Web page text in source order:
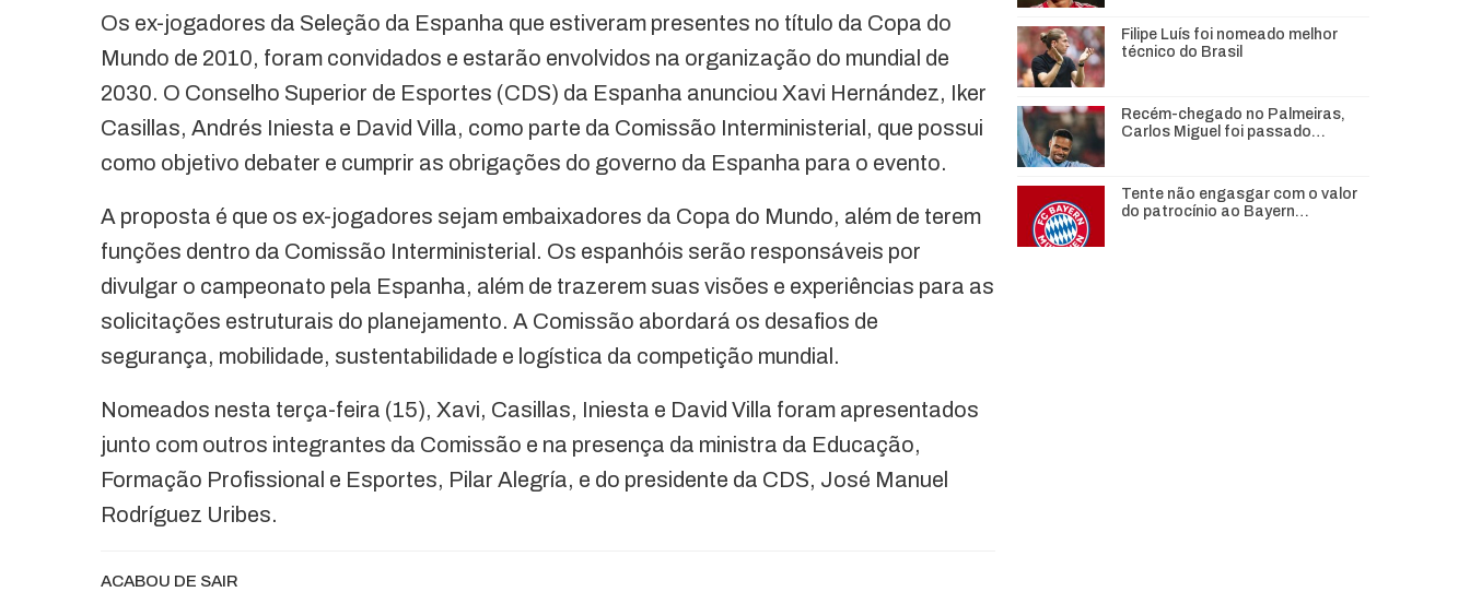
Os ex-jogadores da Seleção da Espanha que estiveram presentes no título da Copa do
Mundo de 2010, foram convidados e estarão envolvidos na organização do mundial de
2030. O Conselho Superior de Esportes (CDS) da Espanha anunciou Xavi Hernández, Iker
Casillas, Andrés Iniesta e David Villa, como parte da Comissão Interministerial, que possui
como objetivo debater e cumprir as obrigações do governo da Espanha para o evento.
A proposta é que os ex-jogadores sejam embaixadores da Copa do Mundo, além de terem
funções dentro da Comissão Interministerial. Os espanhóis serão responsáveis por
divulgar o campeonato pela Espanha, além de trazerem suas visões e experiências para as
solicitações estruturais do planejamento. A Comissão abordará os desafios de
segurança, mobilidade, sustentabilidade e logística da competição mundial.
Nomeados nesta terça-feira (15), Xavi, Casillas, Iniesta e David Villa foram apresentados
junto com outros integrantes da Comissão e na presença da ministra da Educação,
Formação Profissional e Esportes, Pilar Alegría, e do presidente da CDS, José Manuel
Rodríguez Uribes.
ACABOU DE SAIR
Filipe Luís foi nomeado melhor
técnico do Brasil
Recém-chegado no Palmeiras,
Carlos Miguel foi passado…
Tente não engasgar com o valor
do patrocínio ao Bayern…